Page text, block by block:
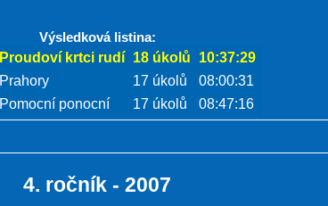
Výsledková listina:
Proudoví krtci rudí 18 úkolů
10:37:29
Prahory 17 úkolů
08:00:31
Pomocní ponocní 17 úkolů 08:47:16
4. ročník - 2007